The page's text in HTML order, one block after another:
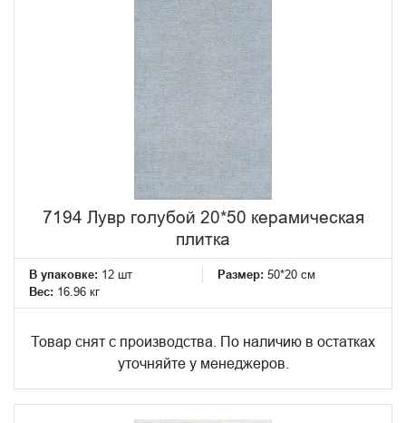
7194 Лувр голубой 20*50 керамическая
плитка
В упаковке: 12 шт Размер: 50*20 см
Вес: 16.96 кг
Товар снят с производства. По наличию в остатках
уточняйте у менеджеров.